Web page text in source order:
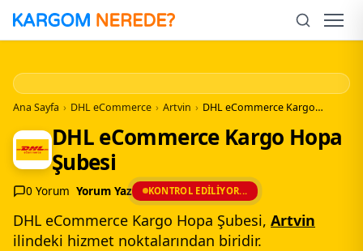
İçeriğe
Geç
Ana Sayfa › DHL eCommerce › Artvin › DHL eCommerce Kargo Hopa Şubesi
DHL eCommerce Kargo Hopa
Şubesi
0 Yorum Yorum Yaz KONTROL EDILIYOR...
DHL eCommerce Kargo Hopa Şubesi, Artvin
ilindeki hizmet noktalarından biridir.